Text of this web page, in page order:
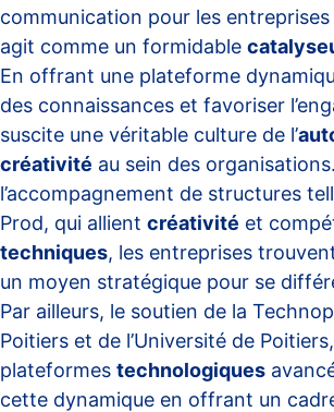
communication pour les entreprises
agit comme un formidable
En offrant une plateforme
des connaissances et favoriser
suscite une véritable culture de l’
créativité au sein des
l’accompagnement de structures
Prod, qui allient créativité et
techniques, les entreprises
un moyen stratégique pour se
Par ailleurs, le soutien de la
Poitiers et de l’Université de
plateformes technologiques
cette dynamique en offrant un